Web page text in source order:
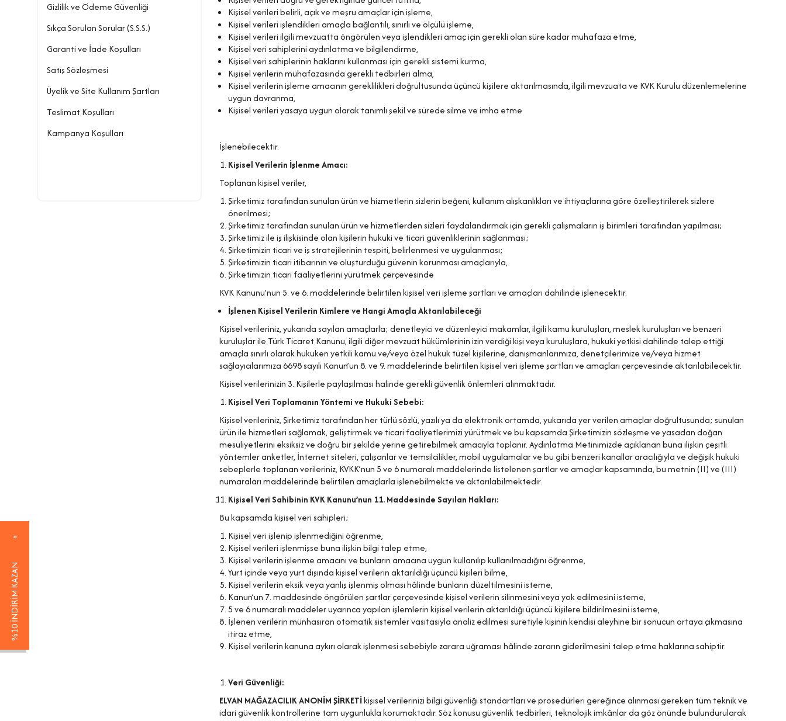
%10 İNDİRİM KAZAN
Gizlilik ve Ödeme Güvenliği
Sıkça Sorulan Sorular (S.S.S.)
Garanti ve İade Koşulları
Satış Sözleşmesi
Üyelik ve Site Kullanım Şartları
Teslimat Koşulları
Kampanya Koşulları
Kişisel verileri belirli, açık ve meşru amaçlar için işleme,
Kişisel verileri işlendikleri amaçla bağlantılı, sınırlı ve ölçülü işleme,
Kişisel verileri ilgili mevzuatta öngörülen veya işlendikleri amaç için gerekli olan süre kadar muhafaza etme,
Kişisel veri sahiplerini aydınlatma ve bilgilendirme,
Kişisel veri sahiplerinin haklarını kullanması için gerekli sistemi kurma,
Kişisel verilerin muhafazasında gerekli tedbirleri alma,
Kişisel verilerin işleme amacının gereklilikleri doğrultusunda üçüncü kişilere aktarılmasında, ilgili mevzuata ve KVK Kurulu düzenlemelerine
uygun davranma,
Kişisel verileri yasaya uygun olarak tanımlı şekil ve sürede silme ve imha etme
İşlenebilecektir.
Kişisel Verilerin İşlenme Amacı:
Toplanan kişisel veriler,
Şirketimiz tarafından sunulan ürün ve hizmetlerin sizlerin beğeni, kullanım alışkanlıkları ve ihtiyaçlarına göre özelleştirilerek sizlere
önerilmesi;
Şirketimiz tarafından sunulan ürün ve hizmetlerden sizleri faydalandırmak için gerekli çalışmaların iş birimleri tarafından yapılması;
Şirketimiz ile iş ilişkisinde olan kişilerin hukuki ve ticari güvenliklerinin sağlanması;
Şirketimizin ticari ve iş stratejilerinin tespiti, belirlenmesi ve uygulanması;
Şirketimizin ticari itibarının ve oluşturduğu güvenin korunması amaçlarıyla,
Şirketimizin ticari faaliyetlerini yürütmek çerçevesinde
KVK Kanunu’nun 5. ve 6. maddelerinde belirtilen kişisel veri işleme şartları ve amaçları dahilinde işlenecektir.
İşlenen Kişisel Verilerin Kimlere ve Hangi Amaçla Aktarılabileceği
Kişisel verileriniz, yukarıda sayılan amaçlarla; denetleyici ve düzenleyici makamlar, ilgili kamu kuruluşları, meslek kuruluşları ve benzeri
kuruluşlar ile Türk Ticaret Kanunu, ilgili diğer mevzuat hükümlerinin izin verdiği kişi veya kuruluşlara, hukuki yetkisi dahilinde talep ettiği
amaçla sınırlı olarak hukuken yetkili kamu ve/veya özel hukuk tüzel kişilerine, danışmanlarımıza, denetçilerimize ve/veya hizmet
sağlayıcılarımıza 6698 sayılı Kanun’un 8. ve 9. maddelerinde belirtilen kişisel veri işleme şartları ve amaçları çerçevesinde aktarılabilecektir.
Kişisel verilerinizin 3. Kişilerle paylaşılması halinde gerekli güvenlik önlemleri alınmaktadır.
Kişisel Veri Toplamanın Yöntemi ve Hukuki Sebebi:
Kişisel verileriniz, Şirketimiz tarafından her türlü sözlü, yazılı ya da elektronik ortamda, yukarıda yer verilen amaçlar doğrultusunda; sunulan
ürün ile hizmetleri sağlamak, geliştirmek ve ticari faaliyetlerimizi yürütmek ve bu kapsamda Şirketimizin sözleşme ve yasadan doğan
mesuliyetlerini eksiksiz ve doğru bir şekilde yerine getirebilmek amacıyla toplanır. Aydınlatma Metinimizde açıklanan buna ilişkin çeşitli
yöntemler anketler, İnternet siteleri, çalışanlar ve temsilcilikler, mobil uygulamalar ve bu gibi benzeri kanallar aracılığıyla ve değişik hukuki
sebeplerle toplanan verileriniz, KVKK’nun 5 ve 6 numaralı maddelerinde listelenen şartlar ve amaçlar kapsamında, bu metnin (II) ve (III)
numaraları maddelerinde belirtilen amaçlarla işlenebilmekte ve aktarılabilmektedir.
Kişisel Veri Sahibinin KVK Kanunu’nun 11. Maddesinde Sayılan Hakları:
Bu kapsamda kişisel veri sahipleri;
Kişisel veri işlenip işlenmediğini öğrenme,
Kişisel verileri işlenmişse buna ilişkin bilgi talep etme,
Kişisel verilerin işlenme amacını ve bunların amacına uygun kullanılıp kullanılmadığını öğrenme,
Yurt içinde veya yurt dışında kişisel verilerin aktarıldığı üçüncü kişileri bilme,
Kişisel verilerin eksik veya yanlış işlenmiş olması hâlinde bunların düzeltilmesini isteme,
Kanun’un 7. maddesinde öngörülen şartlar çerçevesinde kişisel verilerin silinmesini veya yok edilmesini isteme,
5 ve 6 numaralı maddeler uyarınca yapılan işlemlerin kişisel verilerin aktarıldığı üçüncü kişilere bildirilmesini isteme,
İşlenen verilerin münhasıran otomatik sistemler vasıtasıyla analiz edilmesi suretiyle kişinin kendisi aleyhine bir sonucun ortaya çıkmasına
itiraz etme,
Kişisel verilerin kanuna aykırı olarak işlenmesi sebebiyle zarara uğraması hâlinde zararın giderilmesini talep etme haklarına sahiptir.
Veri Güvenliği:
ELVAN MAĞAZACILIK ANONİM ŞİRKETİkişisel verilerinizi bilgi güvenliği standartları ve prosedürleri gereğince alınması gereken tüm teknik ve
idari güvenlik kontrollerine tam uygunlukla korumaktadır. Söz konusu güvenlik tedbirleri, teknolojik imkânlar da göz önünde bulundurularak